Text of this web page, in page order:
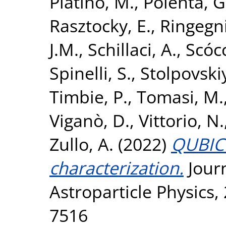
Rasztocky, E.,
J.M., Schillaci, A.,
Spinelli, S.,
Timbie, P., Tomasi, M.
Viganò, D., Vittorio, N.
Zullo, A. (2022)
characterization.
Astroparticle Physics,
7516